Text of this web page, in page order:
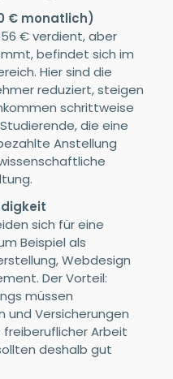
€ monatlich)
€ verdient, aber
befindet sich im
Hier sind die
reduziert, steigen
schrittweise
die eine
Anstellung
sich für eine
Beispiel als
Webdesign
Der Vorteil:
müssen
und Versicherungen
freiberuflicher Arbeit
deshalb gut